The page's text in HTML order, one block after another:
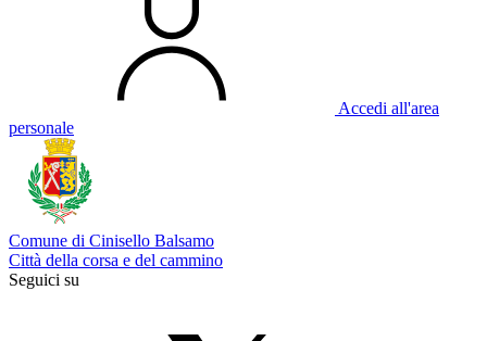
Accedi all'area
personale
Comune di Cinisello Balsamo
Città della corsa e del cammino
Seguici su